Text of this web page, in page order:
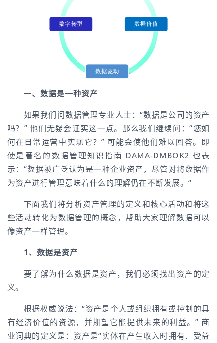
一、数据是一种资产
如果我们问数据管理专业人士：“数据是公司的资产
吗？” 他们无疑会证实这一点。那么我们继续问：“您如
何在日常运营中实现它？” 可能会使他们难以回答。即
使是著名的数据管理知识指南 DAMA-DMBOK2 也表
示：“数据被广泛认为是一种企业资产，尽管对将数据作
为资产进行管理意味着什么的理解仍在不断发展。“
下面我们将分析资产管理的定义和核心活动和将这
些活动转化为数据管理的概念，帮助大家理解数据可以
像资产一样管理。
1、数据是资产
要了解为什么数据是资产，我们必须找出资产的定
义。
根据权威说法：“资产是个人或组织拥有或控制的具
有经济价值的资源，并期望它能提供未来的利益。” 商
业词典的定义是：资产是“实体在产生收入时拥有、受益